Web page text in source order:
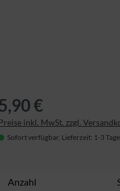
€
inkl. MwSt. zzgl.
Sofort verfügbar, Lieferzeit: 1-3 Tage
Anzahl